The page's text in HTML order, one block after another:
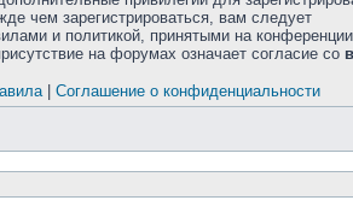
чем зарегистрироваться, вам следует
и политикой, принятыми на
на форумах означает согласие со
| Соглашение о конфиденциальности